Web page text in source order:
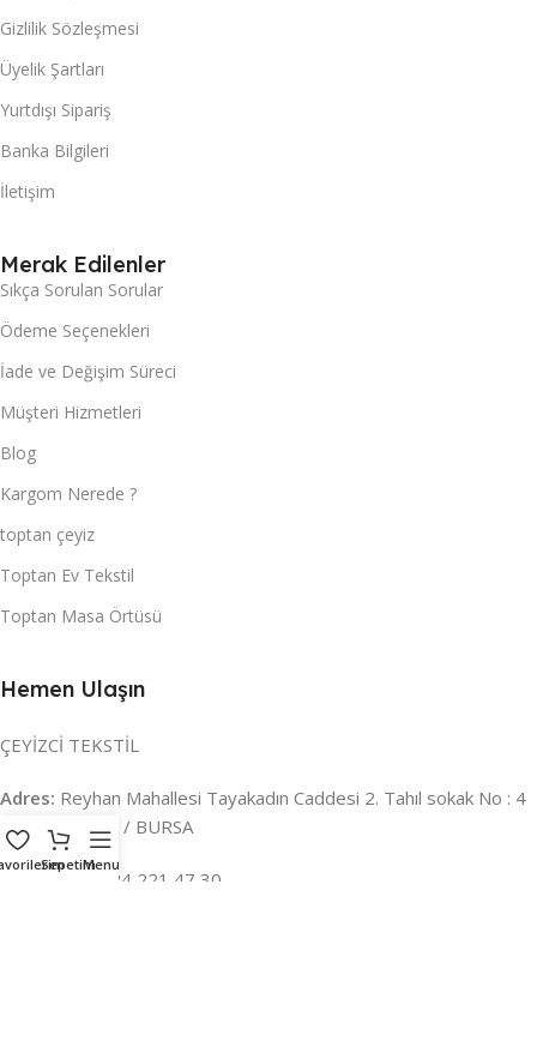
Gizlilik Sözleşmesi
Üyelik Şartları
Yurtdışı Sipariş
Banka Bilgileri
İletişim
Merak Edilenler
Sıkça Sorulan Sorular
Ödeme Seçenekleri
İade ve Değişim Süreci
Müşteri Hizmetleri
Blog
Kargom Nerede ?
toptan çeyiz
Toptan Ev Tekstil
Toptan Masa Örtüsü
Hemen Ulaşın
ÇEYİZCİ TEKSTİL
Adres: Reyhan Mahallesi Tayakadın Caddesi 2. Tahıl sokak No : 4
/ a Osmangazi / BURSA
İLETİŞİM : 0224 221 47 30
SepetimMenu